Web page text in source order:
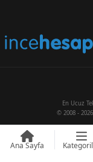
Ana Sayfa
En Ucuz
© 2008 - 2026